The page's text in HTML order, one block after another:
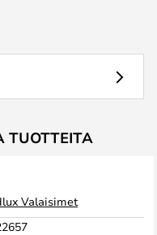
TUOTTEITA
Valaisimet